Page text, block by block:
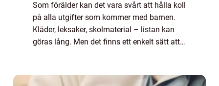
Som förälder kan det vara svårt att hålla koll
på alla utgifter som kommer med barnen.
Kläder, leksaker, skolmaterial – listan kan
göras lång. Men det finns ett enkelt sätt att